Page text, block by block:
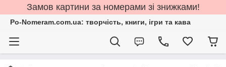
Замов картини за номерами зі знижками!
Po-Nomeram.com.ua: творчість, книги, ігри та кава